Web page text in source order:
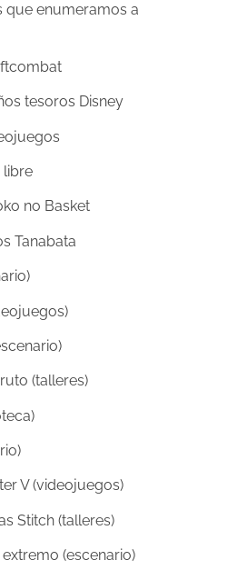
que enumeramos a
tesoros Disney
libre
no Basket
Tanabata
(talleres)
V (videojuegos)
Stitch (talleres)
(escenario)